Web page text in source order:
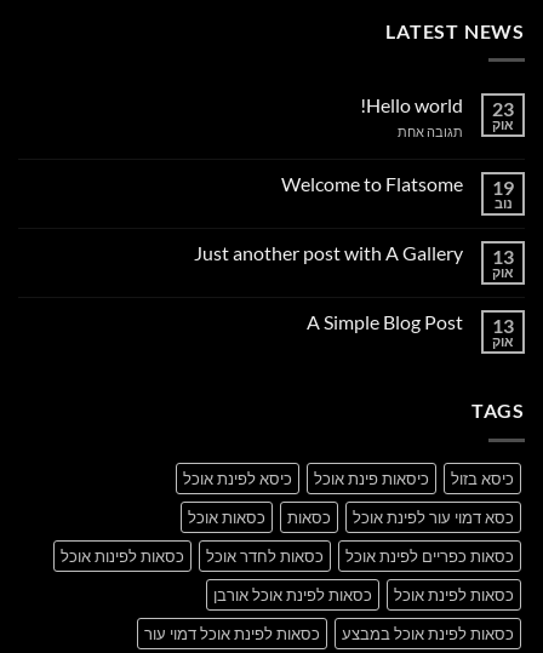
LATEST NEWS
23
אוק
Hello world!
תגובה אחתעל
19
נוב
Welcome to Flatsome
Welcome
13
אוק
Just another post with A Gallery
Just
13
אוק
A Simple Blog Post
TAGS
כיסא בזול כיסאות פינת אוכל
כיסא לפינת אוכל
כסא דמוי עור לפינת אוכל
כסאות
כסאות אוכל
כסאות כפריים לפינת אוכל
כסאות לחדר אוכל
כסאות לפינות אוכל
כסאות לפינת אוכל
כסאות לפינת אוכל אורבן
כסאות לפינת אוכל במבצע
כסאות לפינת אוכל דמוי עור